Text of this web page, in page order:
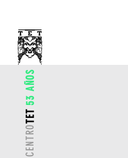
CENTRO
TET
53 AÑOS